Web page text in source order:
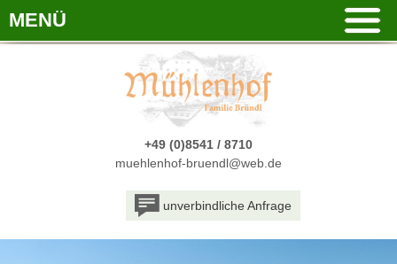
+49 (0)8541 / 8710
muehlenhof-bruendl@web.de
unverbindliche Anfrage
MENÜ